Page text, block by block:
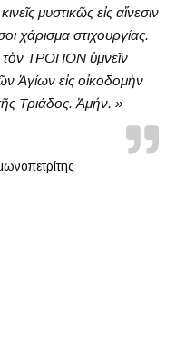
μυστικῶς εἰς αἴνεσιν
χάρισμα στιχουργίας.
τὸν ΤΡΟΠΟΝ ὑμνεῖν
Ἁγίων εἰς οἰκοδομὴν
Τριάδος. Ἀμήν. »